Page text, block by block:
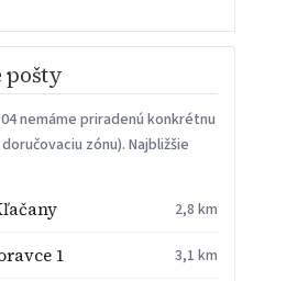
pošty
04 nemáme priradenú konkrétnu
zónu). Najbližšie
2,8 km
1 3,1 km